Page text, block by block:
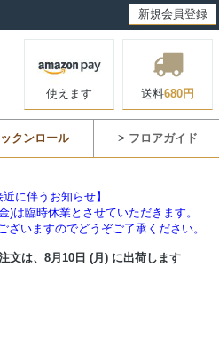
新規会員登録
使えます 送料680円
クンロール > フロアガイド
近に伴うお知らせ】
)は臨時休業とさせていただきます。
ざいますのでどうぞご了承ください。
文は、 8月10日 (月) に出荷します